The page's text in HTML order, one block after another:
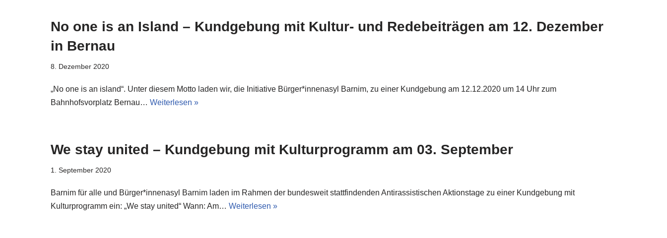
No one is an Island – Kundgebung mit Kultur- und Redebeiträgen am 12. Dezember
in Bernau
8. Dezember 2020
„No one is an island“. Unter diesem Motto laden wir, die Initiative Bürger*innenasyl Barnim, zu einer Kundgebung am 12.12.2020 um 14 Uhr zum
Bahnhofsvorplatz Bernau… Weiterlesen »
We stay united – Kundgebung mit Kulturprogramm am 03. September
1. September 2020
Barnim für alle und Bürger*innenasyl Barnim laden im Rahmen der bundesweit stattfindenden Antirassistischen Aktionstage zu einer Kundgebung mit
Kulturprogramm ein: „We stay united“ Wann: Am… Weiterlesen »